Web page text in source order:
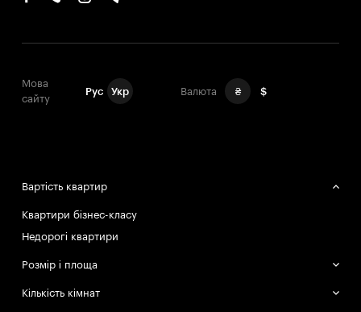
Мова
сайту
Рус Укр Валюта ₴ $
Вартість квартир
Квартири бізнес-класу
Недорогі квартири
Розмір і площа
Великі квартири
Кількість кімнат